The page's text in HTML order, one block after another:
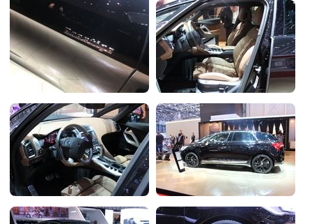
d'achat
Electriques
Utilitaires
Flottes
Auto
Services
Forum